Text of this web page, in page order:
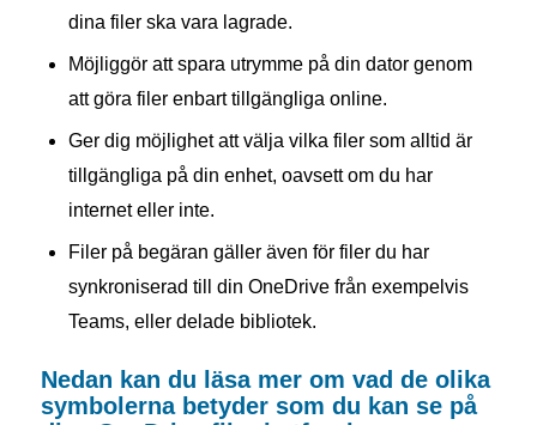
dina filer ska vara lagrade.
Möjliggör att spara utrymme på din dator genom
att göra filer enbart tillgängliga online.
Ger dig möjlighet att välja vilka filer som alltid är
tillgängliga på din enhet, oavsett om du har
internet eller inte.
Filer på begäran gäller även för filer du har
synkroniserad till din OneDrive från exempelvis
Teams, eller delade bibliotek.
Nedan kan du läsa mer om vad de olika
symbolerna betyder som du kan se på